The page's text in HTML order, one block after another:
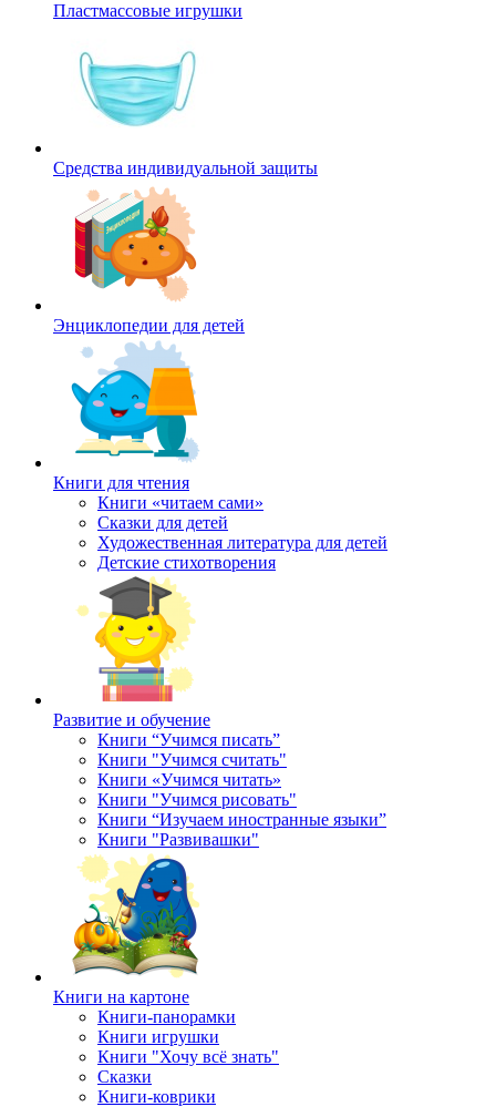
Пластмассовые игрушки
Средства индивидуальной защиты
Энциклопедии для детей
Книги для чтения
Книги «читаем сами»
Сказки для детей
Художественная литература для детей
Детские стихотворения
Развитие и обучение
Книги “Учимся писать”
Книги "Учимся считать"
Книги «Учимся читать»
Книги "Учимся рисовать"
Книги “Изучаем иностранные языки”
Книги "Развивашки"
Книги на картоне
Книги-панорамки
Книги игрушки
Книги "Хочу всё знать"
Сказки
Книги-коврики